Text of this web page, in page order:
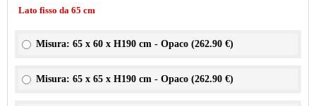
Lato fisso da 65 cm
Misura: 65 x 60 x H190 cm - Opaco (262.90 €)
Misura: 65 x 65 x H190 cm - Opaco (262.90 €)